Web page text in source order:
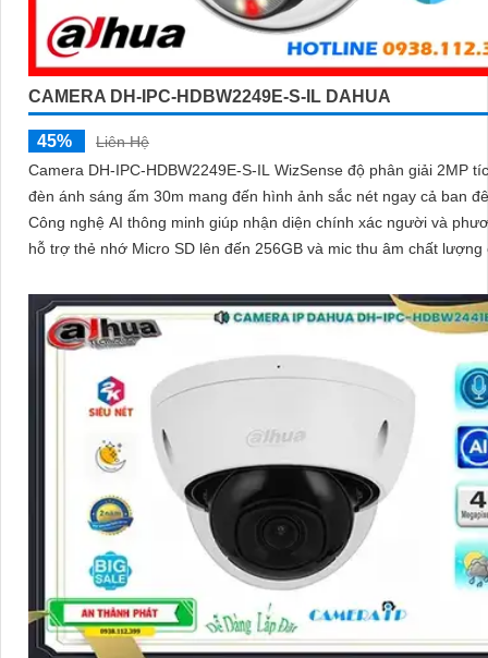
CAMERA DH-IPC-HDBW2249E-S-IL DAHUA
45%
Liên Hệ
Camera DH-IPC-HDBW2249E-S-IL WizSense độ phân giải 2MP
đèn ánh sáng ấm 30m mang đến hình ảnh sắc nét ngay cả ban
Công nghệ AI thông minh giúp nhận diện chính xác người và
hỗ trợ thẻ nhớ Micro SD lên đến 256GB và mic thu âm chất lượng